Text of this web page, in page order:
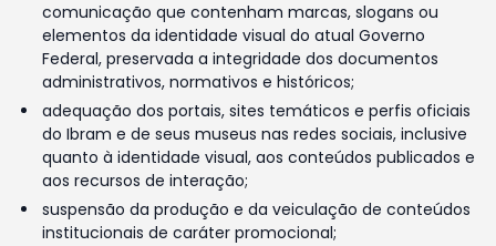
comunicação que contenham marcas, slogans ou
elementos da identidade visual do atual Governo
Federal, preservada a integridade dos documentos
administrativos, normativos e históricos;
adequação dos portais, sites temáticos e perfis oficiais
do Ibram e de seus museus nas redes sociais, inclusive
quanto à identidade visual, aos conteúdos publicados e
aos recursos de interação;
suspensão da produção e da veiculação de conteúdos
institucionais de caráter promocional;